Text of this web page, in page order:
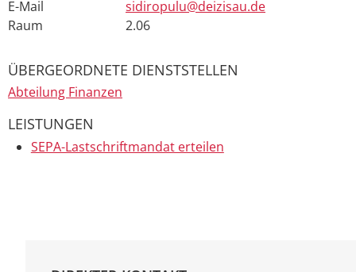
E-Mail
sidiropulu@deizisau.de
Raum
2.06
ÜBERGEORDNETE DIENSTSTELLEN
Abteilung Finanzen
LEISTUNGEN
SEPA-Lastschriftmandat erteilen